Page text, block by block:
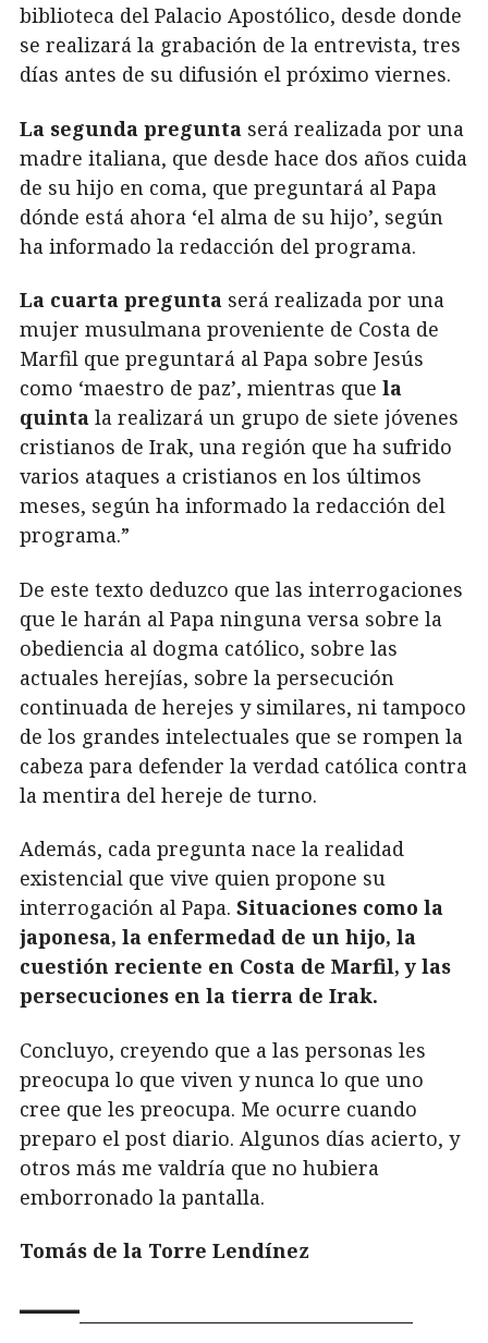
biblioteca del Palacio Apostólico, desde donde
se realizará la grabación de la entrevista, tres
días antes de su difusión el próximo viernes.
La segunda pregunta será realizada por una
madre italiana, que desde hace dos años cuida
de su hijo en coma, que preguntará al Papa
dónde está ahora ‘el alma de su hijo’, según
ha informado la redacción del programa.
La cuarta pregunta será realizada por una
mujer musulmana proveniente de Costa de
Marfil que preguntará al Papa sobre Jesús
como ‘maestro de paz’, mientras que la
quinta la realizará un grupo de siete jóvenes
cristianos de Irak, una región que ha sufrido
varios ataques a cristianos en los últimos
meses, según ha informado la redacción del
programa.”
De este texto deduzco que las interrogaciones
que le harán al Papa ninguna versa sobre la
obediencia al dogma católico, sobre las
actuales herejías, sobre la persecución
continuada de herejes y similares, ni tampoco
de los grandes intelectuales que se rompen la
cabeza para defender la verdad católica contra
la mentira del hereje de turno.
Además, cada pregunta nace la realidad
existencial que vive quien propone su
interrogación al Papa. Situaciones como la
japonesa, la enfermedad de un hijo, la
cuestión reciente en Costa de Marfil, y las
persecuciones en la tierra de Irak.
Concluyo, creyendo que a las personas les
preocupa lo que viven y nunca lo que uno
cree que les preocupa. Me ocurre cuando
preparo el post diario. Algunos días acierto, y
otros más me valdría que no hubiera
emborronado la pantalla.
Tomás de la Torre Lendínez
——————————————————